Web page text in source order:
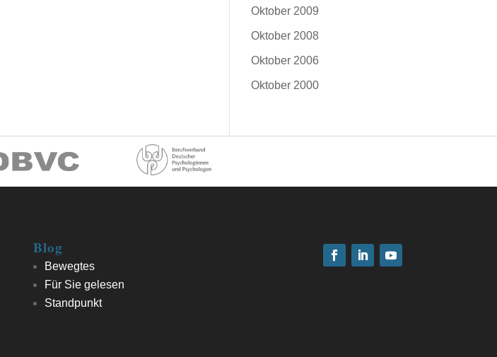
Oktober 2009
Oktober 2008
Oktober 2006
Oktober 2000
Blog
Bewegtes
Für Sie gelesen
Standpunkt